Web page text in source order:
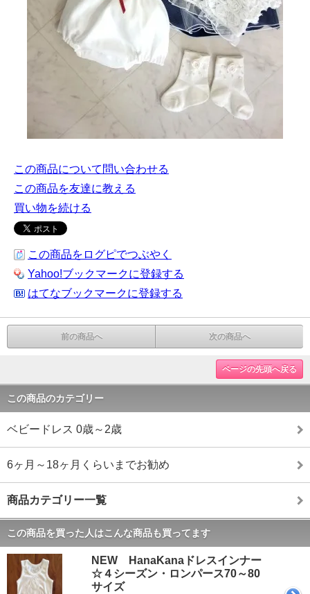
この商品について問い合わせる
この商品を友達に教える
買い物を続ける
この商品をログピでつぶやく
Yahoo!ブックマークに登録する
はてなブックマークに登録する
前の商品へ 次の商品へ
ページの先頭へ戻る
この商品のカテゴリー
ベビードレス 0歳～2歳
6ヶ月～18ヶ月くらいまでお勧め
商品カテゴリー一覧
この商品を買った人はこんな商品も買ってます
NEW HanaKanaドレスインナー
☆４シーズン・ロンパース70～80
サイズ